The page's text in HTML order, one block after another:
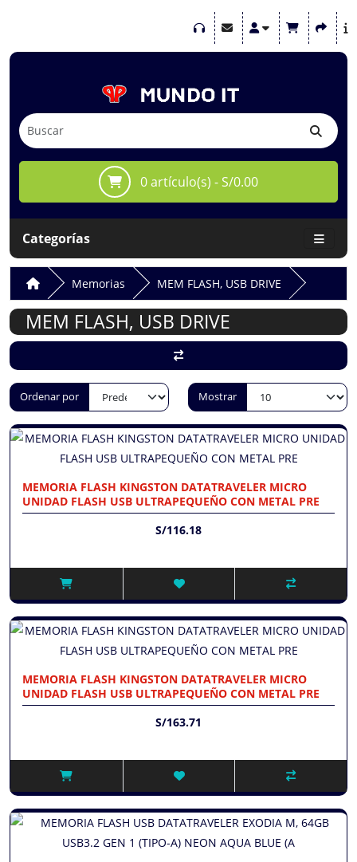
0 artículo(s) - S/0.00
Categorías
Memorias MEM FLASH, USB DRIVE
MEM FLASH, USB DRIVE
Ordenar por Mostrar
MEMORIA FLASH KINGSTON DATATRAVELER MICRO
UNIDAD FLASH USB ULTRAPEQUEÑO CON METAL PRE
S/116.18
MEMORIA FLASH KINGSTON DATATRAVELER MICRO
UNIDAD FLASH USB ULTRAPEQUEÑO CON METAL PRE
S/163.71